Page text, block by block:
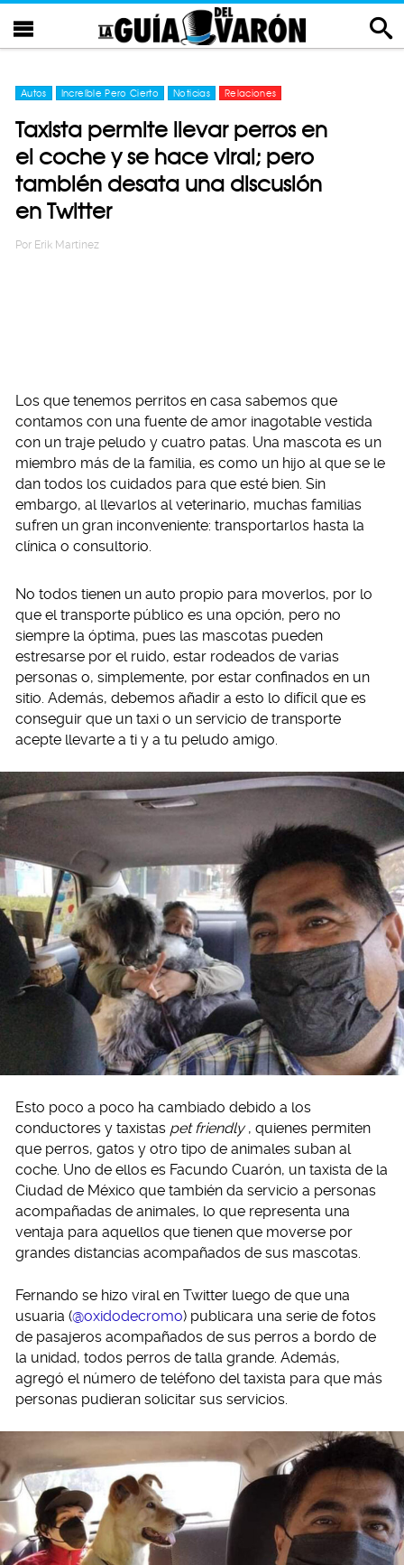
Autos Increíble Pero Cierto Noticias Relaciones
Taxista permite llevar perros en
el coche y se hace viral; pero
también desata una discusión
en Twitter
Por Erik Martinez
Los que tenemos perritos en casa sabemos que
contamos con una fuente de amor inagotable vestida
con un traje peludo y cuatro patas. Una mascota es un
miembro más de la familia, es como un hijo al que se le
dan todos los cuidados para que esté bien. Sin
embargo, al llevarlos al veterinario, muchas familias
sufren un gran inconveniente: transportarlos hasta la
clínica o consultorio.
No todos tienen un auto propio para moverlos, por lo
que el transporte público es una opción, pero no
siempre la óptima, pues las mascotas pueden
estresarse por el ruido, estar rodeados de varias
personas o, simplemente, por estar confinados en un
sitio. Además, debemos añadir a esto lo difícil que es
conseguir que un taxi o un servicio de transporte
acepte llevarte a ti y a tu peludo amigo.
Esto poco a poco ha cambiado debido a los
conductores y taxistas pet friendly , quienes permiten
que perros, gatos y otro tipo de animales suban al
coche. Uno de ellos es Facundo Cuarón, un taxista de la
Ciudad de México que también da servicio a personas
acompañadas de animales, lo que representa una
ventaja para aquellos que tienen que moverse por
grandes distancias acompañados de sus mascotas.
Fernando se hizo viral en Twitter luego de que una
usuaria (@oxidodecromo) publicara una serie de fotos
de pasajeros acompañados de sus perros a bordo de
la unidad, todos perros de talla grande. Además,
agregó el número de teléfono del taxista para que más
personas pudieran solicitar sus servicios.